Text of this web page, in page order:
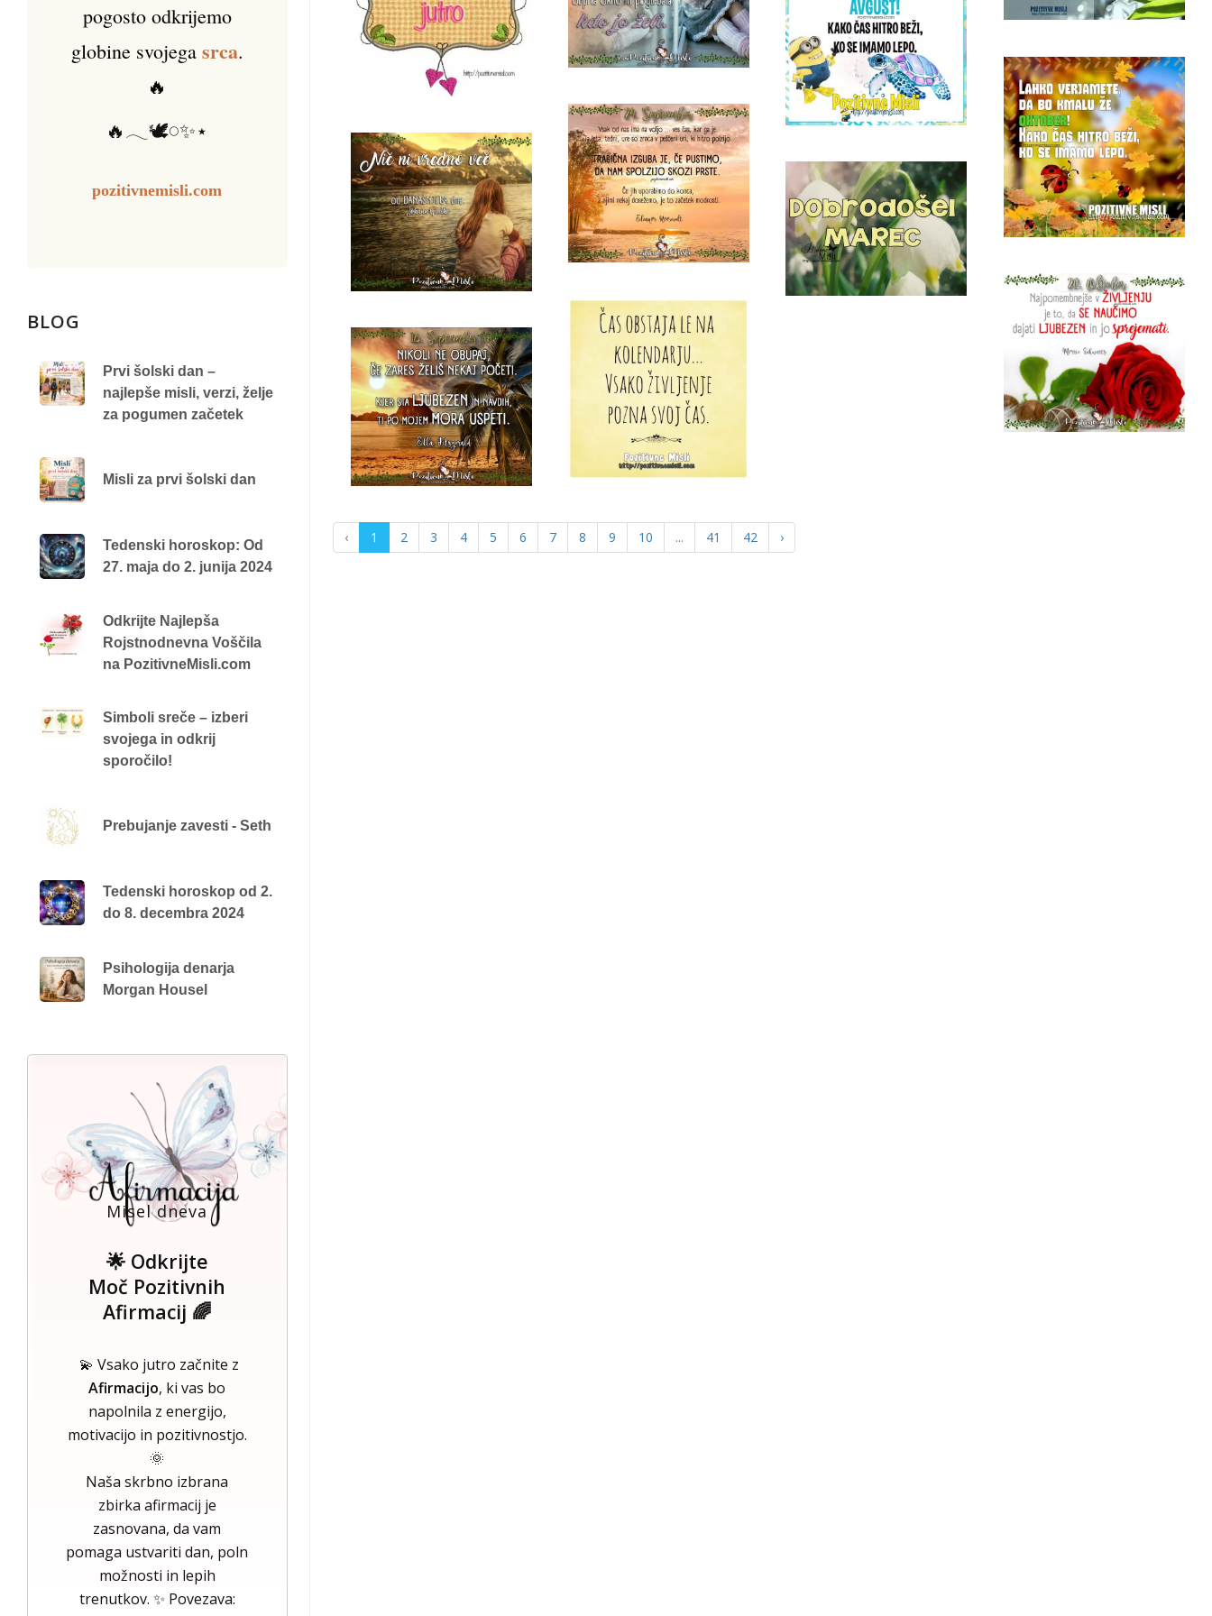
‹ 1 2 3 4 5 6 7 8 9 10 ... 41 42 ›
pogosto odkrijemo
globine svojega srca.
🔥
🔥𓂃🕊️𓏸✨⋆
pozitivnemisli.com
BLOG
Prvi šolski dan –
najlepše misli, verzi, želje
za pogumen začetek
Misli za prvi šolski dan
Tedenski horoskop: Od
27. maja do 2. junija 2024
Odkrijte Najlepša
Rojstnodnevna Voščila
na PozitivneMisli.com
Simboli sreče – izberi
svojega in odkrij
sporočilo!
Prebujanje zavesti - Seth
Tedenski horoskop od 2.
do 8. decembra 2024
Psihologija denarja
Morgan Housel
Misel dneva
🌟 Odkrijte
Moč Pozitivnih
Afirmacij 🌈
💫 Vsako jutro začnite z
Afirmacijo, ki vas bo
napolnila z energijo,
motivacijo in pozitivnostjo.
🌞
Naša skrbno izbrana
zbirka afirmacij je
zasnovana, da vam
pomaga ustvariti dan, poln
možnosti in lepih
trenutkov. ✨ Povezava: